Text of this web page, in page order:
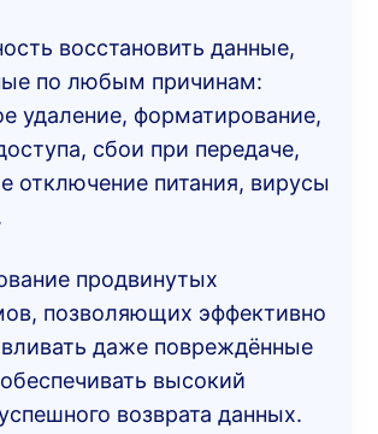
восстановить данные,
по любым причинам:
удаление, форматирование,
сбои при передаче,
отключение питания, вирусы
продвинутых
позволяющих эффективно
даже повреждённые
высокий
возврата данных.